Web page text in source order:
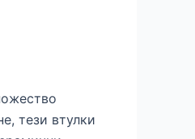
тези втулки